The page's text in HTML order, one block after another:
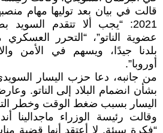
قالت في بيان بعد توليها مهام
2021: “يجب ألا تتقدم
عضوية الناتو”، “التحرر
بلدنا جيدًا، ويسهم في الأمن
أوروبا”.
من جانبه، دعا حزب اليسار
بشأن انضمام البلاد إلى الناتو.
اليسار بسبب ضغط الوقت وخطر
وقالت رئيسة الوزراء ماجدالينا
“فكرة سيئة. لا أعتقد أنها قضية